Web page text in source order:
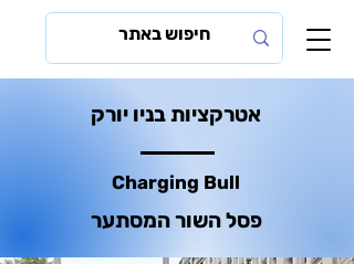
אטרקציות בניו יורק
Charging Bull
פסל השור המסתער